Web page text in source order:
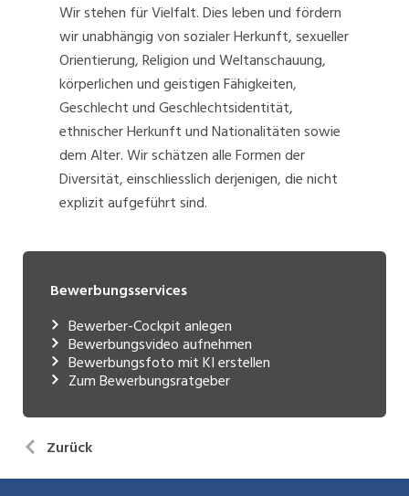
Wir stehen für Vielfalt. Dies leben und fördern
wir unabhängig von sozialer Herkunft, sexueller
Orientierung, Religion und Weltanschauung,
körperlichen und geistigen Fähigkeiten,
Geschlecht und Geschlechtsidentität,
ethnischer Herkunft und Nationalitäten sowie
dem Alter. Wir schätzen alle Formen der
Diversität, einschliesslich derjenigen, die nicht
explizit aufgeführt sind.
Bewerbungsservices
Bewerber-Cockpit anlegen
Bewerbungsvideo aufnehmen
Bewerbungsfoto mit KI erstellen
Zum Bewerbungsratgeber
Zurück